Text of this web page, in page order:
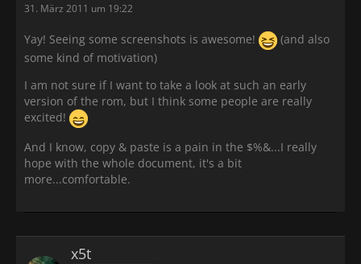
31. März 2011 um 19:22
Yay! Seeing some screenshots is awesome!
(and also
some kind of motivation)
I am not sure if I want to take a look at such an early
version of the rom, but I think some people are really
excited!
And I know, copy & paste is a pain in the $%&...I really
hope with the whole document, it's a bit
more...comfortable.
x5t